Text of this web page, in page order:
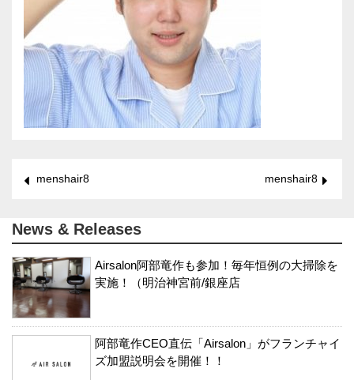
menshair8 menshair8
News & Releases
Airsalon阿部竜作も参加！毎年恒例の大掃除を
実施！（明治神宮前/銀座店
阿部竜作CEO直伝「Airsalon」がフランチャイ
ズ加盟説明会を開催！！